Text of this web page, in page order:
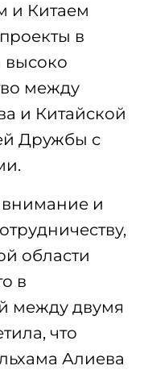
и Китаем
в
высоко
между
и Китайской
Дружбы с
и
области
в
между двумя
что
Алиева